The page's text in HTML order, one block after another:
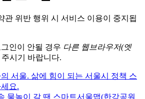
관 위반 행위 시 서비스 이용이 중지됩
그인이 안될 경우 다른 웹브라우저(엣
시기 바랍니다.